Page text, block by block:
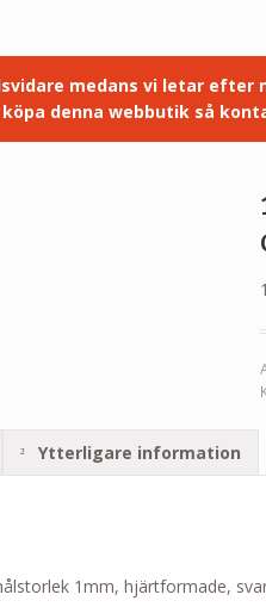
medans vi letar efter
denna webbutik så
Ytterligare information
1mm, hjärtformade,